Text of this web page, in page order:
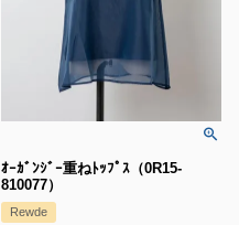
ｵｰｶﾞﾝｼﾞｰ重ねﾄｯﾌﾟｽ（0R15-
810077）
Rewde